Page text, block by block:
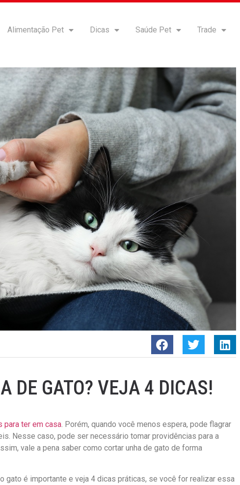
Alimentação Pet Dicas Saúde Pet Trade
DE GATO? VEJA 4 DICAS!
para ter em casa. Porém, quando você menos espera, pode flagrar
Nesse caso, pode ser necessário tomar providências para a
vale a pena saber como cortar unha de gato de forma
gato é importante e veja 4 dicas práticas, se você for realizar essa